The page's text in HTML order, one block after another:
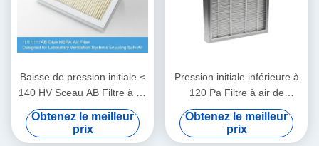
Baisse de pression initiale ≤
140 HV Sceau AB Filtre à air
HEPA adhésif conçu pour les
systèmes de ventilation de
laboratoire garantissant la
Obtenez le meilleur
prix
Pression initiale inférieure à
120 Pa Filtre à air de
particules 1220 610 150 mm
Tailles personnalisées pour
la filtration de l'air des
Obtenez le meilleur
prix